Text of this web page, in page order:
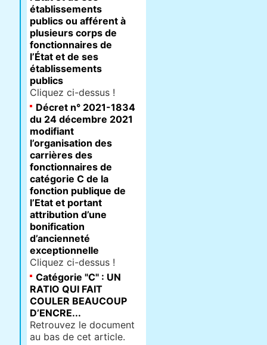
établissements
publics ou afférent à
plusieurs corps de
fonctionnaires de
l’État et de ses
établissements
publics
Cliquez ci-dessus !
Décret n° 2021-1834
du 24 décembre 2021
modifiant
l’organisation des
carrières des
fonctionnaires de
catégorie C de la
fonction publique de
l’Etat et portant
attribution d’une
bonification
d’ancienneté
exceptionnelle
Cliquez ci-dessus !
Catégorie "C" : UN
RATIO QUI FAIT
COULER BEAUCOUP
D’ENCRE...
Retrouvez le document
au bas de cet article.